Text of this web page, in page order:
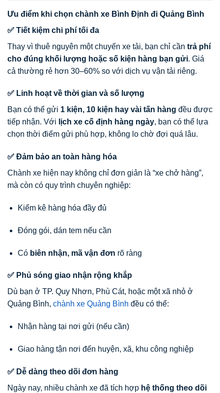
Ưu điểm khi chọn chành xe Bình Định đi Quảng Bình
✅ Tiết kiệm chi phí tối đa
Thay vì thuê nguyên một chuyến xe tải, bạn chỉ cần trả phí
cho đúng khối lượng hoặc số kiện hàng bạn gửi. Giá
cả thường rẻ hơn 30–60% so với dịch vụ vận tải riêng.
✅ Linh hoạt về thời gian và số lượng
Bạn có thể gửi 1 kiện, 10 kiện hay vài tấn hàng đều được
tiếp nhận. Với lịch xe cố định hàng ngày, bạn có thể lựa
chọn thời điểm gửi phù hợp, không lo chờ đợi quá lâu.
✅ Đảm bảo an toàn hàng hóa
Chành xe hiện nay không chỉ đơn giản là “xe chở hàng”,
mà còn có quy trình chuyên nghiệp:
Kiểm kê hàng hóa đầy đủ
Đóng gói, dán tem nếu cần
Có biên nhận, mã vận đơn rõ ràng
✅ Phủ sóng giao nhận rộng khắp
Dù bạn ở TP. Quy Nhơn, Phù Cát, hoặc một xã nhỏ ở
Quảng Bình, chành xe Quảng Bình đều có thể:
Nhận hàng tại nơi gửi (nếu cần)
Giao hàng tận nơi đến huyện, xã, khu công nghiệp
✅ Dễ dàng theo dõi đơn hàng
Ngày nay, nhiều chành xe đã tích hợp hệ thống theo dõi